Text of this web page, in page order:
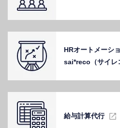
HRオートメーシ
sai*reco（サイレ
給与計算代⾏